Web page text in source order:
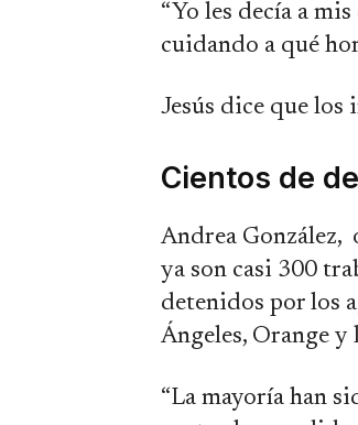
“Yo les decía a
cuidando a qué
Jesús dice que
Cientos de
Andrea González,
ya son casi 300
detenidos por los
Ángeles, Orange
“La mayoría han